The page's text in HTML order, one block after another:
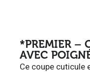
*PREMIER –
AVEC
Ce coupe cuticule